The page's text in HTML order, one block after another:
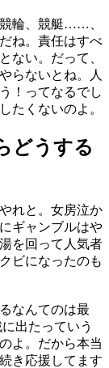
輪、競艇……、
ね。責任はすべ
ない。だって、
らないとね。人
！ってなるでし
たくないのよ。
どうする
れと。女房泣か
ギャンブルはや
を回って人気者
ビになったのも
なんてのは最
出たっていう
よ。だから本当
き応援してます